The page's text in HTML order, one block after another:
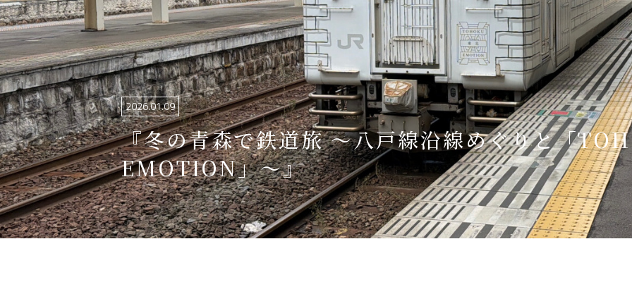
関連リンク集
Language
日本語
English
繁体中文
简体中文
한국어
MICE・教育・観光事業者の皆様へ
『冬の青森で鉄道旅 〜八戸線沿線めぐりと「
EMOTION」〜』
2026.01.09